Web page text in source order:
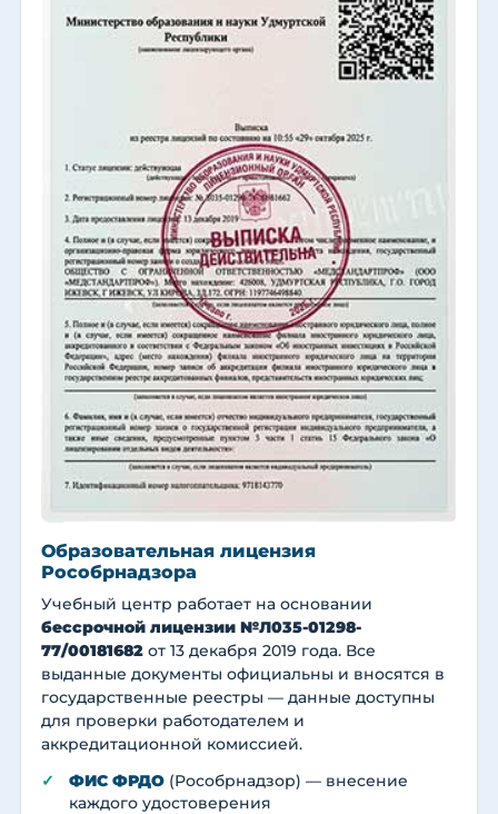
Образовательная лицензия
Рособрнадзора
Учебный центр работает на основании
бессрочной лицензии №Л035-01298-
77/00181682 от 13 декабря 2019 года. Все
выданные документы официальны и вносятся в
государственные реестры — данные доступны
для проверки работодателем и
аккредитационной комиссией.
ФИС ФРДО (Рособрнадзор) — внесение
каждого удостоверения